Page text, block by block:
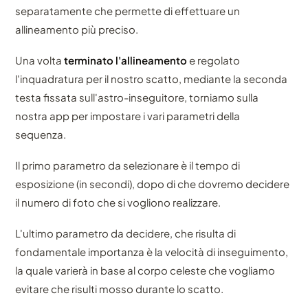
separatamente che permette di effettuare un
allineamento più preciso.
Una voltaterminato l'allineamento e regolato
l'inquadratura per il nostro scatto, mediante la seconda
testa fissata sull'astro-inseguitore, torniamo sulla
nostra app per impostare i vari parametri della
sequenza.
Il primo parametro da selezionare è il tempo di
esposizione (in secondi), dopo di che dovremo decidere
il numero di foto che si vogliono realizzare.
L'ultimo parametro da decidere, che risulta di
fondamentale importanza è la velocità di inseguimento,
la quale varierà in base al corpo celeste che vogliamo
evitare che risulti mosso durante lo scatto.